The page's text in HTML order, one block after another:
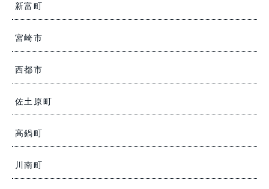
新富町
宮崎市
西都市
佐土原町
高鍋町
川南町